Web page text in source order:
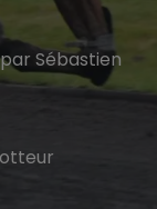
Sébastien